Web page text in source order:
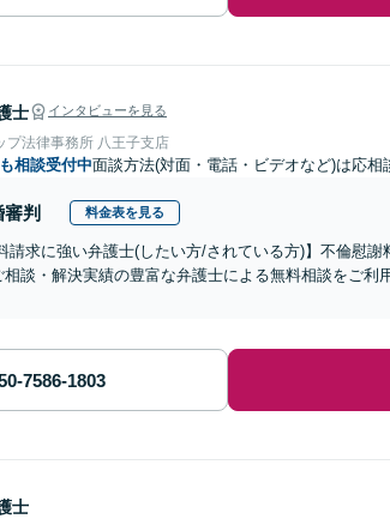
士 インタビューを見る
プ法律事務所 八王子支店
相談受付中面談方法(対面・電話・ビデオなど)は応相
判 料金表を見る
請求に強い弁護士(したい方/されている方)】不倫慰
相談・解決実績の豊富な弁護士による無料相談をご
士